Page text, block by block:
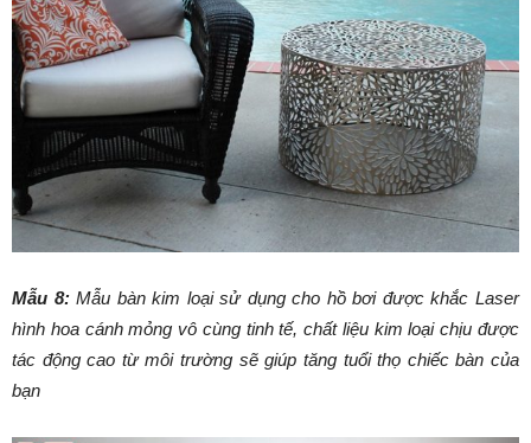
Mẫu 8:Mẫu bàn kim loại sử dụng cho hồ bơi được khắc Laser
hình hoa cánh mỏng vô cùng tinh tế, chất liệu kim loại chịu được
tác động cao từ môi trường sẽ giúp tăng tuổi thọ chiếc bàn của
bạn